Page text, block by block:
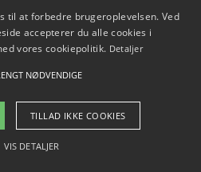
- Pilanto Aps
Blog Betingelser
til at forbedre brugeroplevelsen. Ved
accepterer du alle cookies i
vores cookiepolitik. Detaljer
NØDVENDIGE
TILLAD IKKE COOKIES
VIS DETALJER